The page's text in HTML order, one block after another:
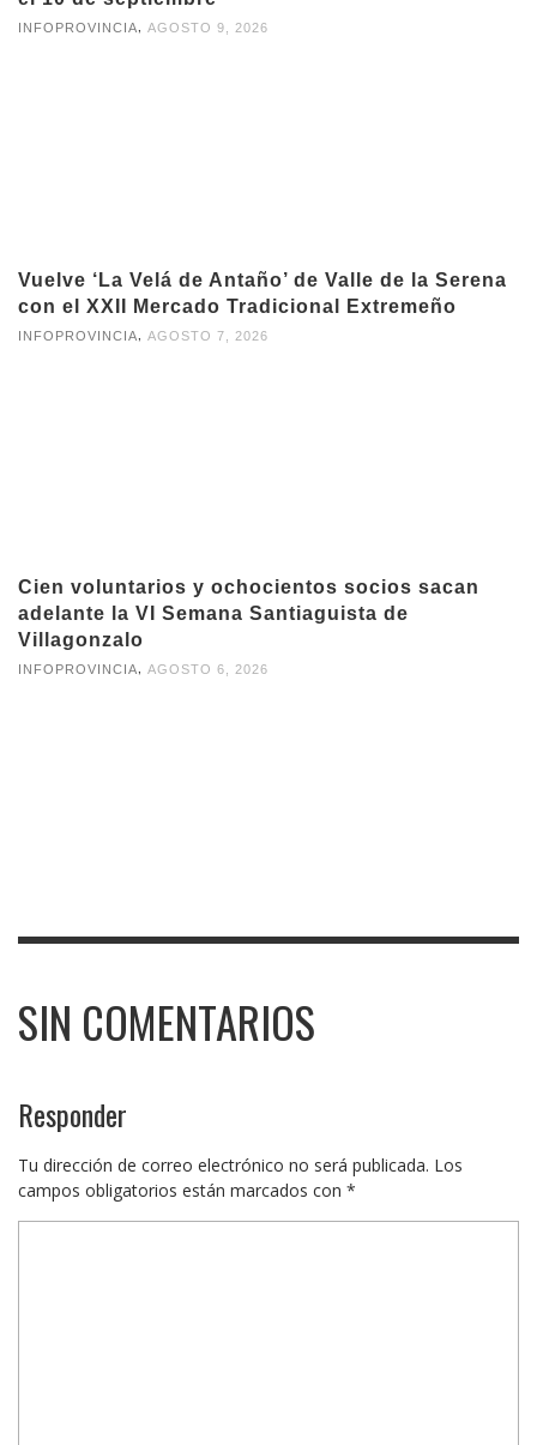
INFOPROVINCIA AGOSTO 9, 2026
Vuelve ‘La Velá de Antaño’ de Valle de la Serena
con el XXII Mercado Tradicional Extremeño
INFOPROVINCIA AGOSTO 7, 2026
Cien voluntarios y ochocientos socios sacan
adelante la VI Semana Santiaguista de
Villagonzalo
INFOPROVINCIA, AGOSTO 6, 2026
SIN COMENTARIOS
Responder
Tu dirección de correo electrónico no será publicada. Los
campos obligatorios están marcados con *